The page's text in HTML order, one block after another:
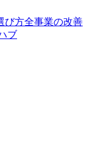
び方全事業の改善
ブ